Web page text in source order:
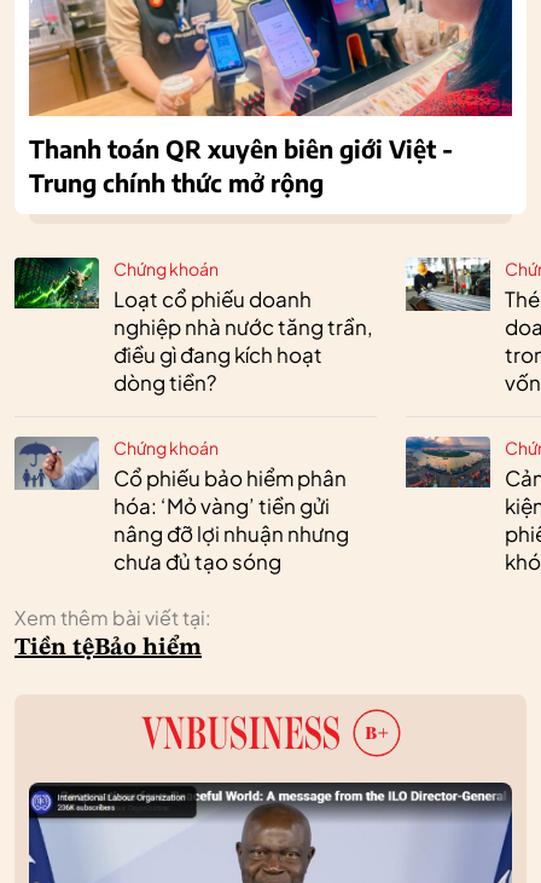
Chứng khoán
Loạt cổ phiếu doanh
nghiệp nhà nước tăng trần,
điều gì đang kích hoạt
dòng tiền?
Chứng khoán
Cổ phiếu bảo hiểm phân
hóa: ‘Mỏ vàng’ tiền gửi
nâng đỡ lợi nhuận nhưng
chưa đủ tạo sóng
vốn
Xem thêm bài viết tại:
Tiền tệBảo hiểm
Thanh toán QR xuyên biên giới Việt -
Trung chính thức mở rộng